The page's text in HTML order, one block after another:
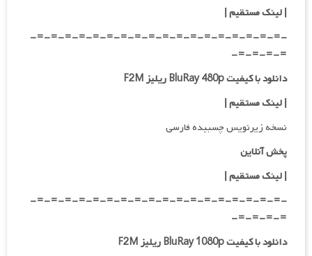
| لینک مستقیم|
-=-=-=-=-=-=-=-=-=-=-=-=-=-=-=-=-=-=-
=-=-=-=-
دانلود با کیفیت BluRay 480p ریلیز F2M
| لینک مستقیم|
نسخه زیرنویس چسبیده فارسی
پخش آنلاین
| لینک مستقیم|
-=-=-=-=-=-=-=-=-=-=-=-=-=-=-=-=-=-=-
=-=-=-=-
دانلود با کیفیت BluRay 1080p ریلیز F2M